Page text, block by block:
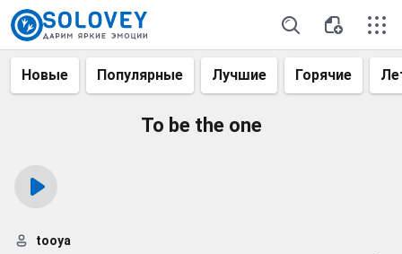
Новые Популярные Лучшие Горячие
To be the one
tooya